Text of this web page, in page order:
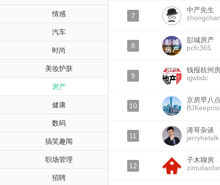
情感
汽车
时尚
美妆护肤
房产
健康
数码
搞笑趣闻
职场管理
招聘
7
中产先生
8
彭城房产
pcfc365
9
钱报杭州
qjwbdc
10
京房早八
11
涛哥杂谈
jerryhetalk
12
子木聊房